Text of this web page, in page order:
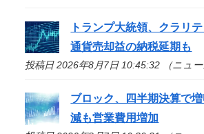
トランプ大統領、クラリ
通貨売却益の納税延期も
投稿日 2026年8月7日 10:45:32 （ニュー
ブロック、四半期決算で
減も営業費用増加